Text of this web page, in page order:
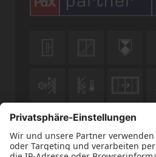
 
  
  